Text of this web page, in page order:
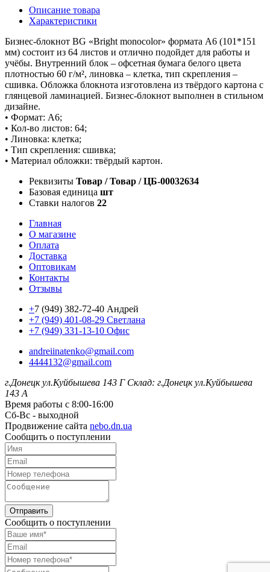
Описание товара
Характеристики
Бизнес-блокнот BG «Bright monocolor» формата А6 (101*151
мм) состоит из 64 листов и отлично подойдет для работы и
учёбы. Внутренний блок – офсетная бумага белого цвета
плотностью 60 г/м², линовка – клетка, тип скрепления –
сшивка. Обложка блокнота изготовлена из твёрдого картона с
глянцевой ламинацией. Бизнес-блокнот выполнен в стильном
дизайне.
• Формат: А6;
• Кол-во листов: 64;
• Линовка: клетка;
• Тип скрепления: сшивка;
• Материал обложки: твёрдый картон.
Реквизиты Товар / Товар / ЦБ-00032634
Базовая единица шт
Ставки налогов 22
Главная
О магазине
Оплата
Доставка
Оптовикам
Контакты
Отзывы
+7 (949) 382-72-40 Андрей
+7 (949) 401-08-29 Светлана
+7 (949) 331-13-10 Офис
andreiinatenko@gmail.com
4444132@gmail.com
г.Донецк ул.Куйбышева 143 Г Склад: г.Донецк ул.Куйбышева
143 А
Время работы с 8:00-16:00
Сб-Вс - выходной
Продвижение сайта nebo.dn.ua
Сообщить о поступлении
Отправить
Сообщить о поступлении